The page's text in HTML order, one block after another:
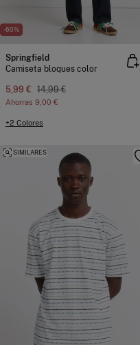
-60%
Springfield
Camiseta bloques color
5,99 € 14,99 €
Ahorras 9,00 €
+2 Colores
SIMILARES